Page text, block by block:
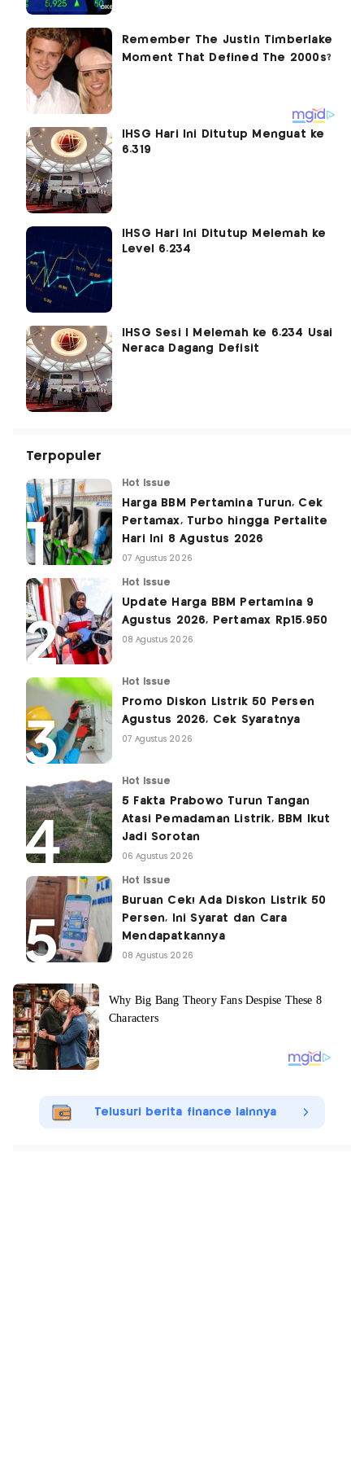
IHSG Hari Ini Ditutup Menguat ke
6.319
IHSG Hari Ini Ditutup Melemah ke
Level 6.234
IHSG Sesi I Melemah ke 6.234 Usai
Neraca Dagang Defisit
Terpopuler
Hot Issue
Harga BBM Pertamina Turun, Cek
Pertamax, Turbo hingga Pertalite
Hari Ini 8 Agustus 2026
07 Agustus 2026
Hot Issue
Update Harga BBM Pertamina 9
Agustus 2026, Pertamax Rp15.950
08 Agustus 2026
Hot Issue
Promo Diskon Listrik 50 Persen
Agustus 2026, Cek Syaratnya
07 Agustus 2026
Hot Issue
5 Fakta Prabowo Turun Tangan
Atasi Pemadaman Listrik, BBM Ikut
Jadi Sorotan
06 Agustus 2026
Hot Issue
Buruan Cek! Ada Diskon Listrik 50
Persen, Ini Syarat dan Cara
Mendapatkannya
08 Agustus 2026
Telusuri berita finance lainnya